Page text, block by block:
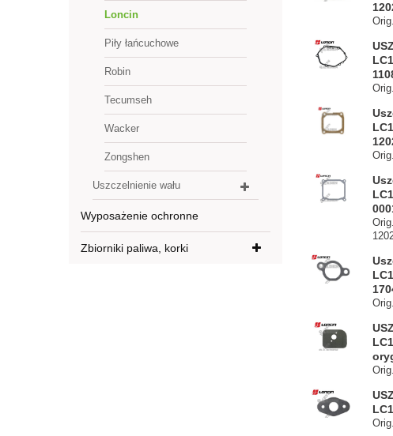
Loncin
Piły łańcuchowe
Robin
Tecumseh
Wacker
Zongshen
Uszczelnienie wału
Wyposażenie ochronne
Zbiorniki paliwa, korki